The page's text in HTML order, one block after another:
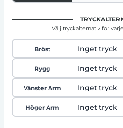
Välj tryckalternativ för
Bröst
Rygg
Vänster Arm
Höger Arm